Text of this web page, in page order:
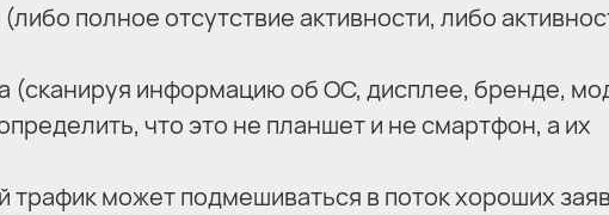
полное отсутствие активности, либо
(сканируя информацию об ОС, дисплее, бренде,
что это не планшет и не смартфон, а их
может подмешиваться в поток хороших